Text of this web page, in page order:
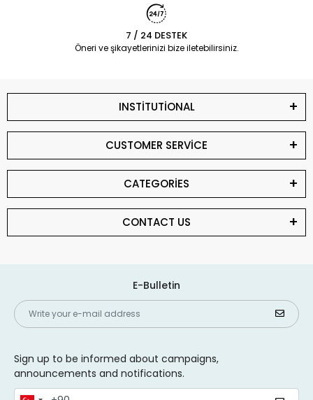
7 / 24 DESTEK
Öneri ve şikayetlerinizi bize iletebilirsiniz.
INSTİTUTİONAL
CUSTOMER SERVİCE
CATEGORİES
CONTACT US
E-Bulletin
Sign up to be informed about campaigns,
announcements and notifications.